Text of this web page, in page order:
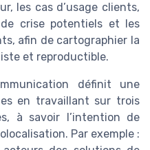
les cas d’usage clients,
crise potentiels et les
afin de cartographier la
et reproductible.
définit une
en travaillant sur trois
à savoir l’intention de
Par exemple :